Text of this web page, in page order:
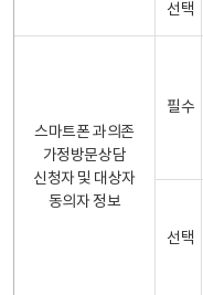
선택
스마트폰 과의존
가정방문상담
신청자 및 대상자
동의자 정보
필수
선택